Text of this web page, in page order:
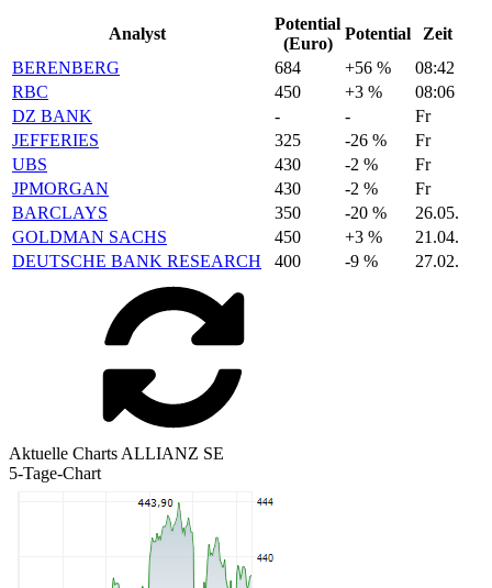
Analyst
Potential
(Euro)
Potential
Zeit
BERENBERG
684 +56 %
08:42
RBC
450 +3 %
08:06
DZ BANK
- -
Fr
JEFFERIES
325 -26 %
Fr
UBS
430 -2 %
Fr
JPMORGAN
430 -2 %
Fr
BARCLAYS
350 -20 %
26.05.
GOLDMAN SACHS
450 +3 %
21.04.
DEUTSCHE BANK RESEARCH
400 -9 % 27.02.
Aktuelle Charts ALLIANZ SE
5-Tage-Chart